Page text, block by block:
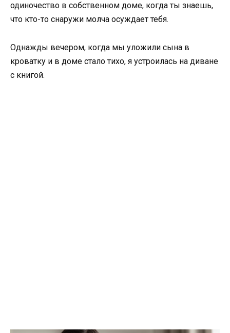
одиночество в собственном доме, когда ты знаешь,
что кто-то снаружи молча осуждает тебя.
Однажды вечером, когда мы уложили сына в
кроватку и в доме стало тихо, я устроилась на диване
с книгой.